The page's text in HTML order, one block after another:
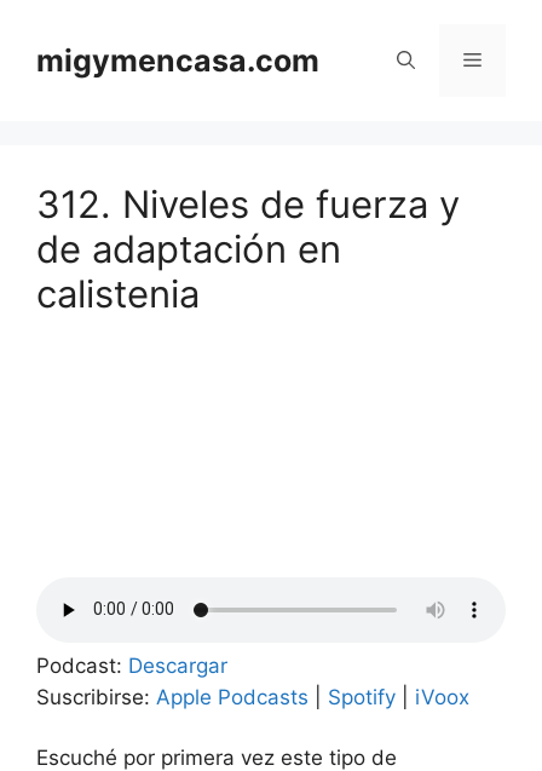
contenido
migymencasa.com Menú
312. Niveles de fuerza y
de adaptación en
calistenia
Podcast: Descargar
Suscribirse: Apple Podcasts Spotify iVoox
Escuché por primera vez este tipo de